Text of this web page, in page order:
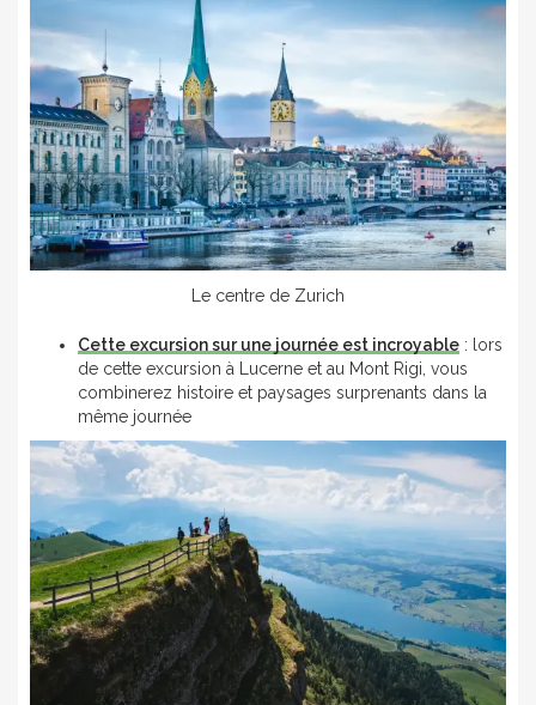
Le centre de Zurich
Cette excursion sur une journée est incroyable : lors
de cette excursion à Lucerne et au Mont Rigi, vous
combinerez histoire et paysages surprenants dans la
même journée